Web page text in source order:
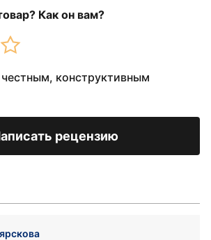
Как он вам?
конструктивным
рецензию